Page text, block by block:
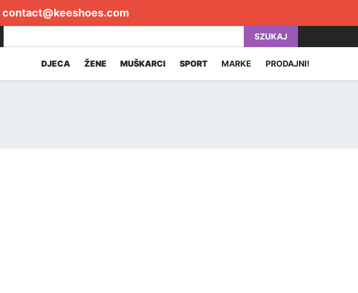
contact@keeshoes.com
SZUKAJ
DJECA ŽENE MUŠKARCI SPORT MARKE PRODAJNI!